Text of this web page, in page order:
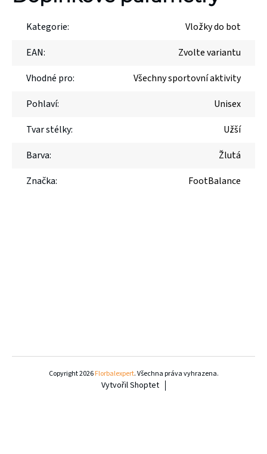
Kategorie:
Vložky do bot
EAN:
Zvolte variantu
Vhodné pro:
Všechny sportovní aktivity
Pohlaví:
Unisex
Tvar stélky:
Užší
Barva:
Žlutá
Značka: FootBalance
Vytvořil Shoptet
Copyright 2026Florbalexpert. Všechna práva vyhrazena.